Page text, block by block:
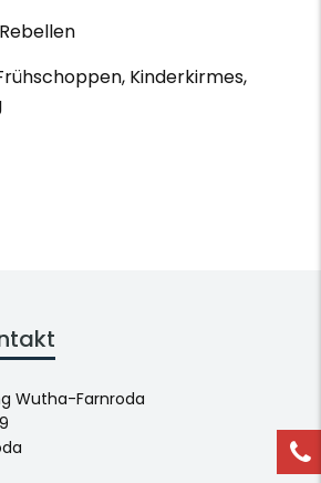
Kinderkirmes,
Wutha-Farnroda